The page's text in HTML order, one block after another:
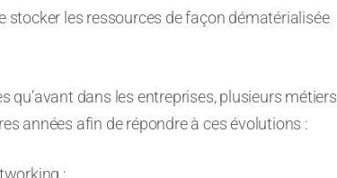
stocker les ressources de façon dématérialisée
qu’avant dans les entreprises, plusieurs métiers
années afin de répondre à ces évolutions :
;